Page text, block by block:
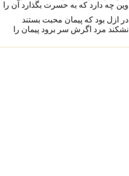
وین چه دارد که به حسرت بگذارد آن را
در ازل بود که پیمان محبت بستند
نشکند مرد اگرش سر برود پیمان را